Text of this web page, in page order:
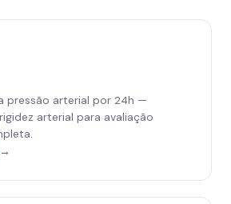
pressão arterial por 24h —
arterial para avaliação